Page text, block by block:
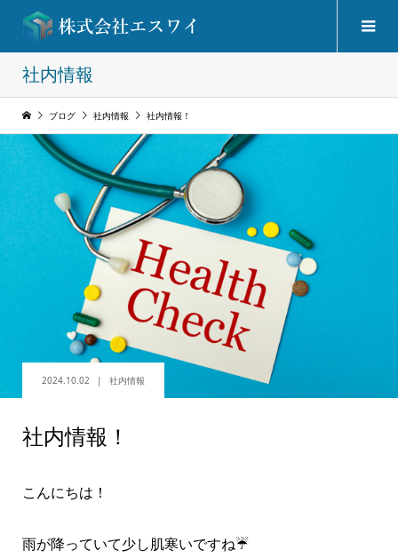
社内情報
ブログ 社内情報 社内情報！
2024.10.02 社内情報
社内情報！
こんにちは！
雨が降っていて少し肌寒いですね☔